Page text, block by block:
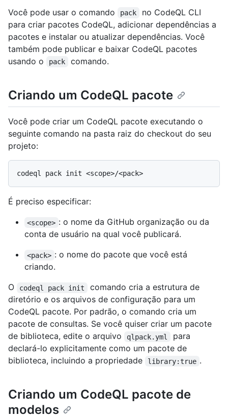
Você pode usar o comando pack
no CodeQL CLI
para criar pacotes CodeQL, adicionar dependências a
pacotes e instalar ou atualizar dependências. Você
também pode publicar e baixar CodeQL pacotes
usando o
pack comando.
Criando um CodeQL pacote
Você pode criar um CodeQL pacote executando o
seguinte comando na pasta raiz do checkout do seu
projeto:
É preciso especificar:
<scope> : o nome da GitHub organização ou da
conta de usuário na qual você publicará.
<pack> : o nome do pacote que você está
criando.
O
codeql pack init
comando cria a estrutura de
diretório e os arquivos de configuração para um
CodeQL pacote. Por padrão, o comando cria um
pacote de consultas. Se você quiser criar um pacote
de biblioteca, edite o arquivo
qlpack.yml
para
declará-lo explicitamente como um pacote de
biblioteca, incluindo a propriedade
library:true .
Criando um CodeQL pacote de
modelos